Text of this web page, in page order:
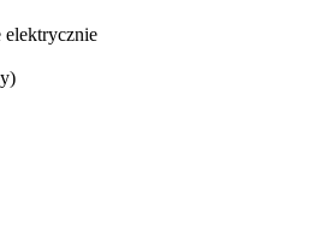
elektrycznie